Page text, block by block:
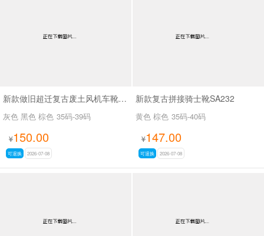
新款做旧超迁复古废土风机车靴SA8036
灰色 黑色 棕色 35码-39码
¥150.00
可退换 2026-07-08
新款复古拼接骑士靴SA232
黄色 棕色 35码-40码
¥147.00
可退换 2026-07-08